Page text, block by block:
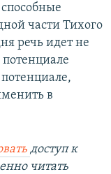
части Тихого
речь идет не
в
доступ к
читать